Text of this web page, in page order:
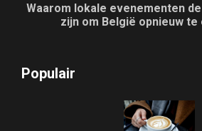
Waarom lokale evenementen
zijn om België opnieuw
Populair